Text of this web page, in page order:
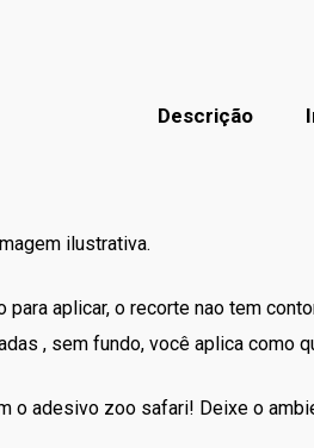
Descrição
ilustrativa.
aplicar, o recorte nao tem
, sem fundo, você aplica como
o adesivo zoo safari! Deixe o